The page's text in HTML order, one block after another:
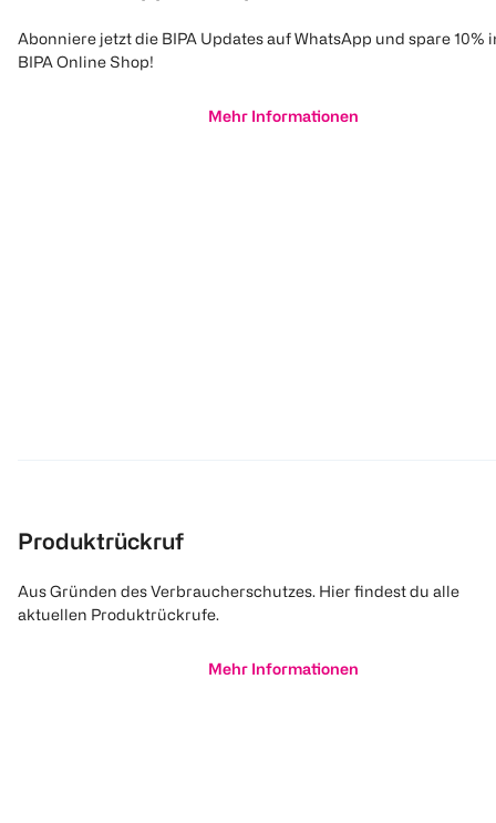
Abonniere jetzt die BIPA Updates auf WhatsApp und spare 10%
BIPA Online Shop!
Mehr Informationen
Produktrückruf
Aus Gründen des Verbraucherschutzes. Hier findest du alle
aktuellen Produktrückrufe.
Mehr Informationen